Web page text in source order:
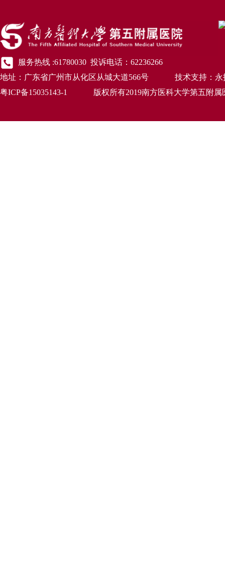
服务热线 :61780030 投诉电话：62236266
地址：广东省广州市从化区从城大道566号 技术支持：永
粤ICP备15035143-1 版权所有2019南方医科大学第五附属